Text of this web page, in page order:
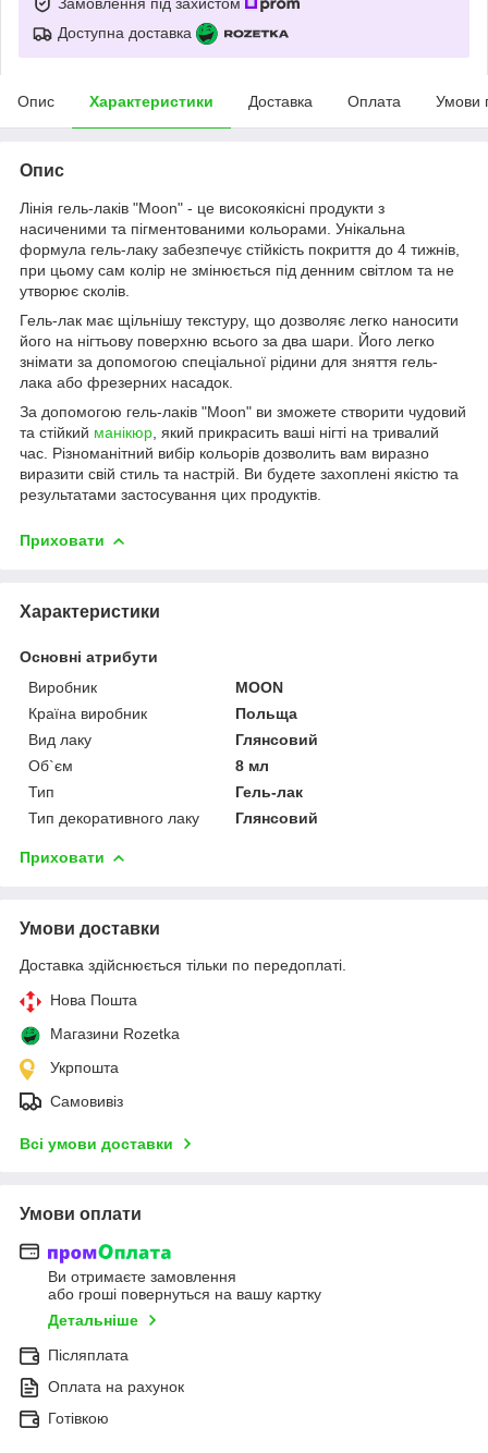
Доступна доставка
Опис Характеристики Доставка Оплата Умови
Опис
Лінія гель-лаків "Moon" - це високоякісні продукти з
насиченими та пігментованими кольорами. Унікальна
формула гель-лаку забезпечує стійкість покриття до 4 тижнів,
при цьому сам колір не змінюється під денним світлом та не
утворює сколів.
Гель-лак має щільнішу текстуру, що дозволяє легко наносити
його на нігтьову поверхню всього за два шари. Його легко
знімати за допомогою спеціальної рідини для зняття гель-
лака або фрезерних насадок.
За допомогою гель-лаків "Moon" ви зможете створити чудовий
та стійкий манікюр , який прикрасить ваші нігті на тривалий
час. Різноманітний вибір кольорів дозволить вам виразно
виразити свій стиль та настрій. Ви будете захоплені якістю та
результатами застосування цих продуктів.
Приховати
Характеристики
Основні атрибути
Виробник
MOON
Країна виробник
Польща
Вид лаку
Глянсовий
Об`єм
8 мл
Тип
Гель-лак
Тип декоративного лаку
Глянсовий
Приховати
Умови доставки
Доставка здійснюється тільки по передоплаті.
Нова Пошта
Магазини Rozetka
Укрпошта
Самовивіз
Всі умови доставки
Умови оплати
Ви отримаєте замовлення
або гроші повернуться на вашу картку
Детальніше
Післяплата
Оплата на рахунок
Готівкою